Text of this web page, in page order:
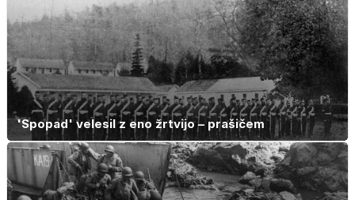
'Spopad' velesil z eno žrtvijo – prašičem